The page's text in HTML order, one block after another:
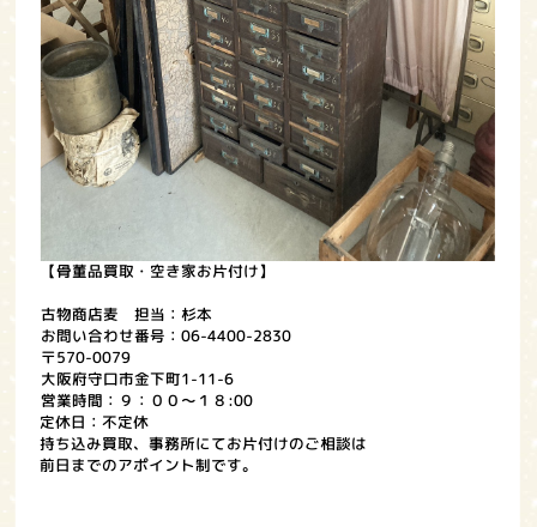
【骨董品買取・空き家お片付け】
古物商店麦 担当：杉本
お問い合わせ番号：06-4400-2830
〒570-0079
大阪府守口市金下町1-11-6
営業時間：９：００～１８:00
定休日：不定休
持ち込み買取、事務所にてお片付けのご相談は
前日までのアポイント制です。